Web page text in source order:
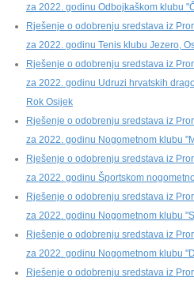
za 2022. godinu Odbojkaškom klubu
Rješenje o odobrenju sredstava iz
za 2022. godinu Tenis klubu Jezero,
Rješenje o odobrenju sredstava iz
za 2022. godinu Udruzi hrvatskih
Rok Osijek
Rješenje o odobrenju sredstava iz
za 2022. godinu Nogometnom klubu
Rješenje o odobrenju sredstava iz
za 2022. godinu Športskom
Rješenje o odobrenju sredstava iz
za 2022. godinu Nogometnom klubu
Rješenje o odobrenju sredstava iz
za 2022. godinu Nogometnom klubu
Rješenje o odobrenju sredstava iz